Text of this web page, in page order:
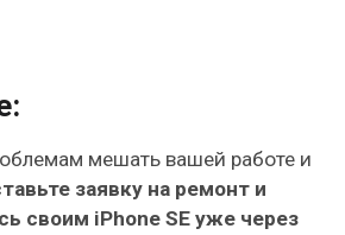
мешать вашей работе и
заявку на ремонт и
своим iPhone SE уже через